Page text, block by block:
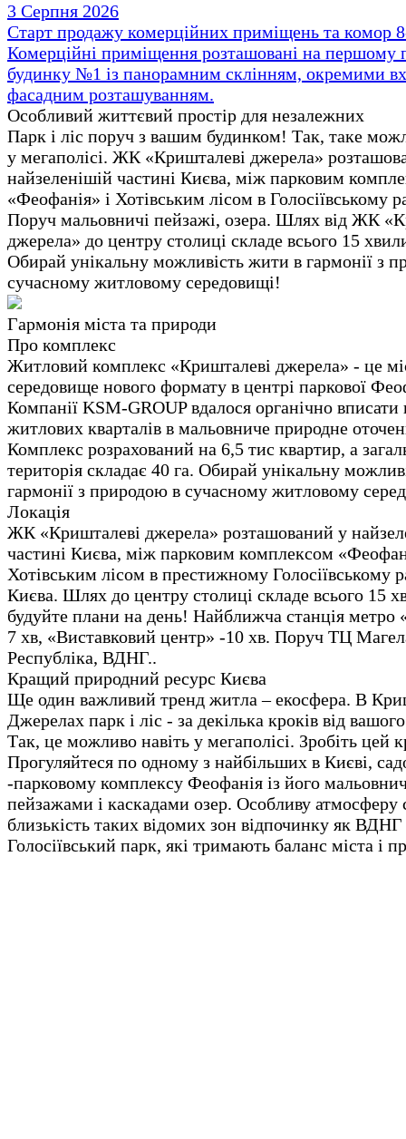
3 Серпня 2026
Старт продажу комерційних приміщень та комор
Комерційні приміщення розташовані на першому
будинку №1 із панорамним склінням, окремими
фасадним розташуванням.
Особливий життєвий простір для незалежних
Парк і ліс поруч з вашим будинком! Так, таке
у мегаполісі. ЖК «Кришталеві джерела»
найзеленішій частині Києва, між парковим
«Феофанія» і Хотівським лісом в Голосіївському
Поруч мальовничі пейзажі, озера. Шлях від ЖК
джерела» до центру столиці складе всього 15
Обирай унікальну можливість жити в гармонії з
сучасному житловому середовищі!
Гармонія міста та природи
Про комплекс
Житловий комплекс «Кришталеві джерела» - це
середовище нового формату в центрі паркової
Компанії KSM-GROUP вдалося органічно вписати
житлових кварталів в мальовниче природне
Комплекс розрахований на 6,5 тис квартир, а
територія складає 40 га. Обирай унікальну
гармонії з природою в сучасному житловому
Локація
ЖК «Кришталеві джерела» розташований у
частині Києва, між парковим комплексом
Хотівським лісом в престижному Голосіївському
Києва. Шлях до центру столиці складе всього 15
будуйте плани на день! Найближча станція метро
7 хв, «Виставковий центр» -10 хв. Поруч ТЦ
Республіка, ВДНГ..
Кращий природний ресурс Києва
Ще один важливий тренд житла – екосфера. В
Джерелах парк і ліс - за декілька кроків від
Так, це можливо навіть у мегаполісі. Зробіть цей
Прогуляйтеся по одному з найбільших в Києві,
-парковому комплексу Феофанія із його
пейзажами і каскадами озер. Особливу атмосферу
близькість таких відомих зон відпочинку як ВДНГ
Голосіївський парк, які тримають баланс міста і